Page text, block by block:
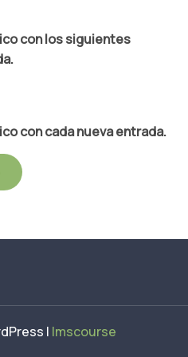
con los siguientes
con cada nueva entrada.
| lmscourse